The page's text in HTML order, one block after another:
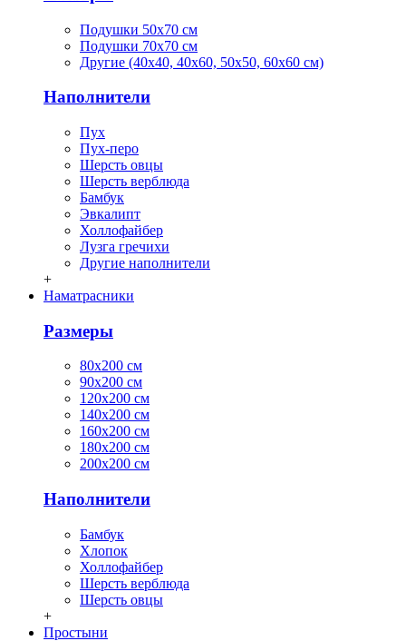
Подушки 50х70 см
Подушки 70х70 см
Другие (40х40, 40х60, 50х50, 60х60 см)
Наполнители
Пух
Пух-перо
Шерсть овцы
Шерсть верблюда
Бамбук
Эвкалипт
Холлофайбер
Лузга гречихи
Другие наполнители
+
Наматрасники
Размеры
80х200 см
90х200 см
120х200 см
140х200 см
160х200 см
180х200 см
200х200 см
Наполнители
Бамбук
Хлопок
Холлофайбер
Шерсть верблюда
Шерсть овцы
+
Простыни